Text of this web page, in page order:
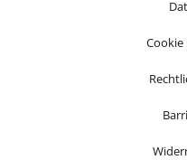
Cookie